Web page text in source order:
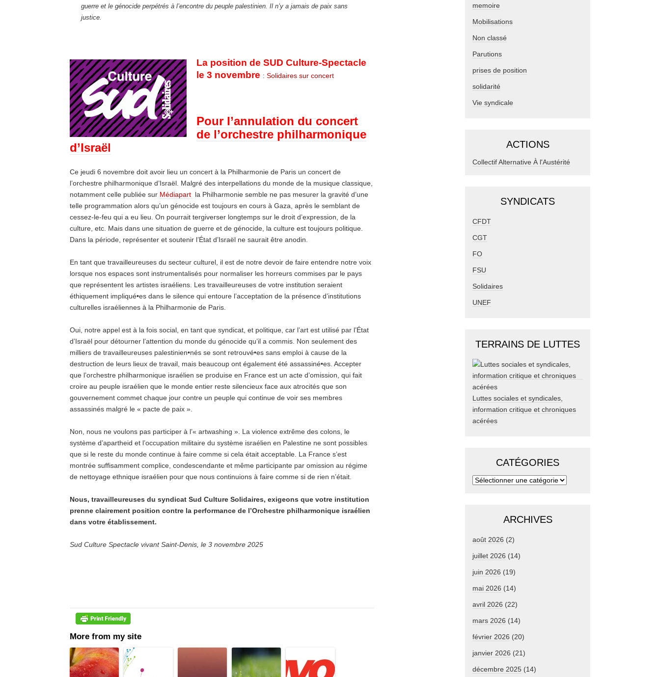
guerre et le génocide perpétrés à l’encontre du peuple palestinien. Il n’y a jamais de paix sans
justice.
La position de SUD Culture-Spectacle
le 3 novembre : Solidaires sur concert
Pour l’annulation du concert
de l’orchestre philharmonique
d’Israël
Ce jeudi 6 novembre doit avoir lieu un concert à la Philharmonie de Paris un concert de
l’orchestre philharmonique d’Israël. Malgré des interpellations du monde de la musique classique,
notamment celle publiée sur Médiapart la Philharmonie semble ne pas mesurer la gravité d’une
telle programmation alors qu’un génocide est toujours en cours à Gaza, après le semblant de
cessez-le-feu qui a eu lieu. On pourrait tergiverser longtemps sur le droit d’expression, de la
culture, etc. Mais dans une situation de guerre et de génocide, la culture est toujours politique.
Dans la période, représenter et soutenir l’État d’Israël ne saurait être anodin.
En tant que travailleureuses du secteur culturel, il est de notre devoir de faire entendre notre voix
lorsque nos espaces sont instrumentalisés pour normaliser les horreurs commises par le pays
que représentent les artistes israéliens. Les travailleureuses de votre institution seraient
éthiquement impliqué•es dans le silence qui entoure l’acceptation de la présence d’institutions
culturelles israéliennes à la Philharmonie de Paris.
Oui, notre appel est à la fois social, en tant que syndicat, et politique, car l’art est utilisé par l’État
d’Israël pour détourner l’attention du monde du génocide qu’il a commis. Non seulement des
milliers de travailleureuses palestinien•nés se sont retrouvé•es sans emploi à cause de la
destruction de leurs lieux de travail, mais beaucoup ont également été assassiné•es. Accepter
que l’orchestre philharmonique israélien se produise en France est un acte d’omission, qui fait
croire au peuple israélien que le monde entier reste silencieux face aux atrocités que son
gouvernement commet chaque jour contre un peuple qui continue de voir ses membres
assassinés malgré le « pacte de paix ».
Non, nous ne voulons pas participer à l’« artwashing ». La violence extrême des colons, le
système d’apartheid et l’occupation militaire du système israélien en Palestine ne sont possibles
que si le reste du monde continue à faire comme si cela était acceptable. La France s’est
montrée suffisamment complice, condescendante et même participante par omission au régime
de nettoyage ethnique israélien pour que nous continuions à faire comme si de rien n’était.
Nous, travailleureuses du syndicat Sud Culture Solidaires, exigeons que votre institution
prenne clairement position contre la performance de l’Orchestre philharmonique israélien
dans votre établissement.
Sud Culture Spectacle vivant Saint-Denis, le 3 novembre 2025
More from my site
memoire
Mobilisations
Non classé
Parutions
prises de position
solidarité
Vie syndicale
ACTIONS
Collectif Alternative À l'Austérité
SYNDICATS
CFDT
CGT
FO
FSU
Solidaires
UNEF
TERRAINS DE LUTTES
Luttes sociales et syndicales,
information critique et chroniques
acérées
CATÉGORIES
ARCHIVES
août 2026 (2)
juillet 2026 (14)
juin 2026 (19)
mai 2026 (14)
avril 2026 (22)
mars 2026 (14)
février 2026 (20)
janvier 2026 (21)
décembre 2025 (14)